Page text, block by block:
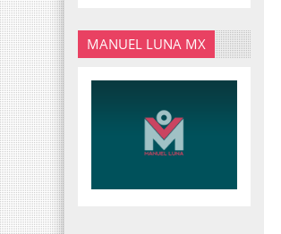
MANUEL LUNA MX